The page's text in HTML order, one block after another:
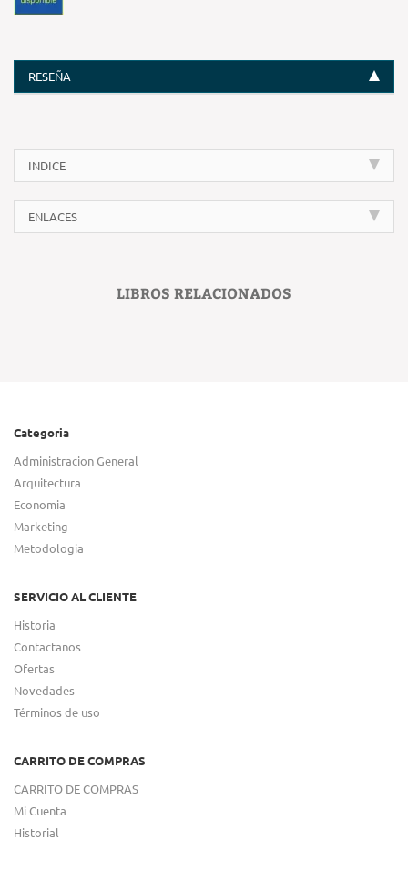
RESEÑA
INDICE
ENLACES
LIBROS RELACIONADOS
Categoria
Administracion General
Arquitectura
Economia
Marketing
Metodologia
SERVICIO AL CLIENTE
Historia
Contactanos
Ofertas
Novedades
Términos de uso
CARRITO DE COMPRAS
CARRITO DE COMPRAS
Mi Cuenta
Historial